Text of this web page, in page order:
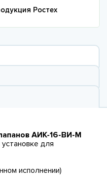
Ростех
АИК-16-ВИ-М
для
исполнении)